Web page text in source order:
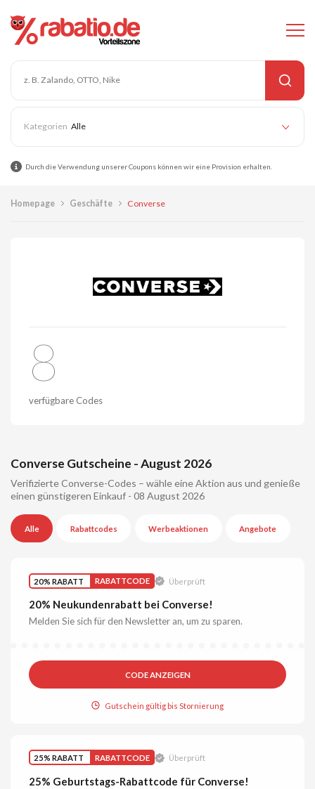
Alle
Durch die Verwendung unserer Coupons können wir eine Provision erhalten.
Homepage Geschäfte Converse
8
verfügbare Codes
Converse Gutscheine - August 2026
Verifizierte Converse-Codes – wähle eine Aktion aus und genieße
einen günstigeren Einkauf - 08 August 2026
Alle Rabattcodes Werbeaktionen Angebote
20% RABATT RABATTCODE Überprüft
20% Neukundenrabatt bei Converse!
Melden Sie sich für den Newsletter an, um zu sparen.
CODE ANZEIGEN
Gutschein gültig bis Stornierung
25% RABATT RABATTCODE Überprüft
25% Geburtstags-Rabattcode für Converse!